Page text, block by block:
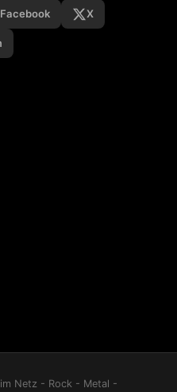
Facebook X
Netz - Rock - Metal -